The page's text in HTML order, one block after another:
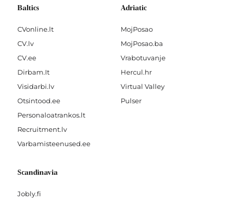
Baltics
CVonline.lt
CV.lv
CV.ee
Dirbam.It
Visidarbi.lv
Otsintood.ee
Personaloatrankos.lt
Recruitment.lv
Varbamisteenused.ee
Adriatic
MojPosao
MojPosao.ba
Vrabotuvanje
Hercul.hr
Virtual Valley
Pulser
Scandinavia
Jobly.fi